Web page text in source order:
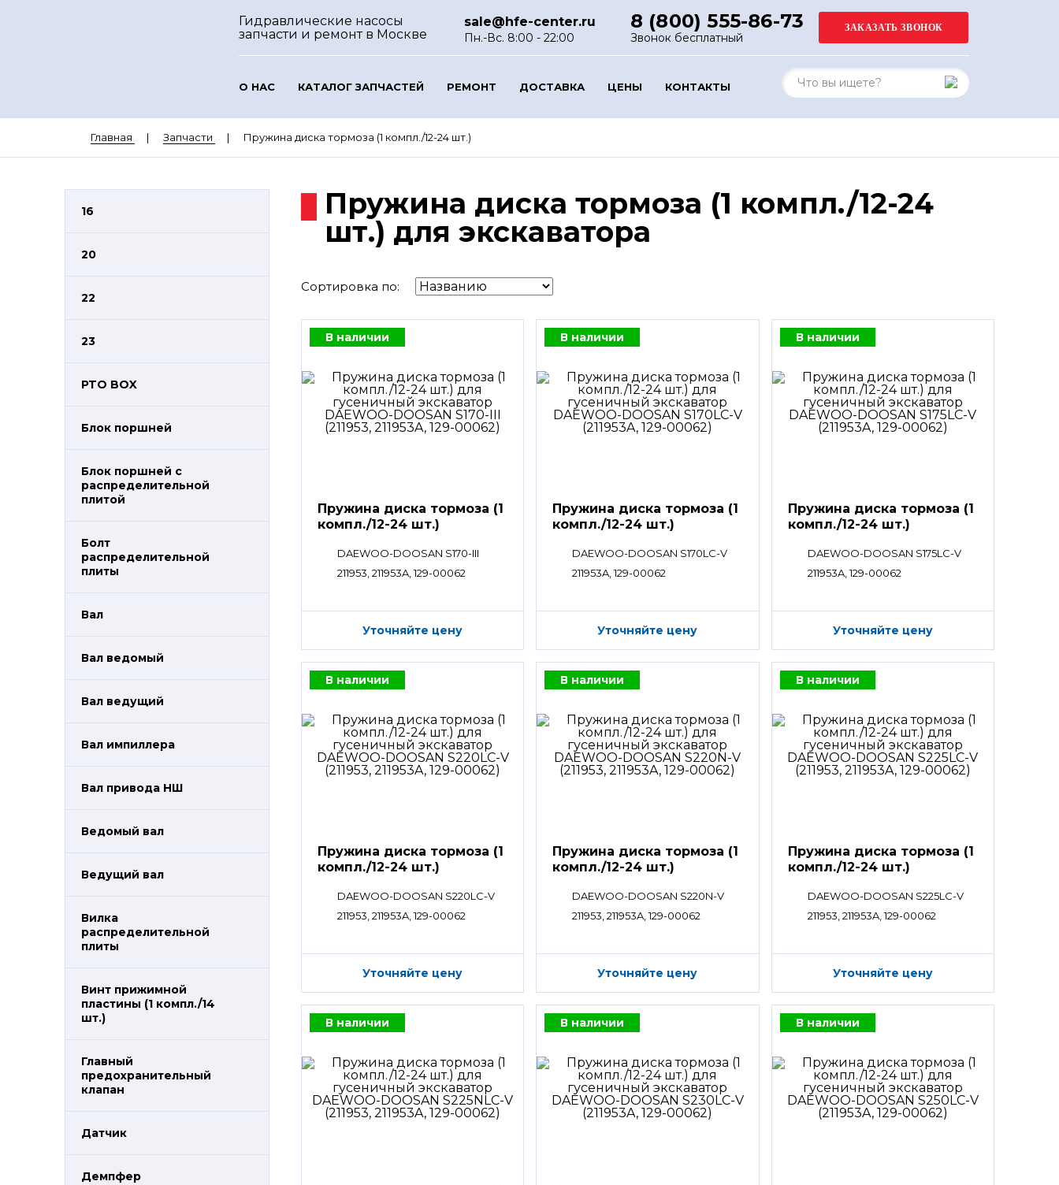
Гидравлические насосы
запчасти и ремонт в Москве
sale@hfe-center.ru
Пн.-Вс. 8:00 - 22:00
8 (800) 555-86-73
Звонок бесплатный
О НАС КАТАЛОГ ЗАПЧАСТЕЙ РЕМОНТ ДОСТАВКА ЦЕНЫ КОНТАКТЫ
Главная Запчасти Пружина диска тормоза (1 компл./12-24 шт.)
16
20
22
23
PTO BOX
Блок поршней
Блок поршней c
распределительной
плитой
Болт
распределительной
плиты
Вал
Вал ведомый
Вал ведущий
Вал импиллера
Вал привода НШ
Ведомый вал
Ведущий вал
Вилка
распределительной
плиты
Винт прижимной
пластины (1 компл./14
шт.)
Главный
предохранительный
клапан
Датчик
Демпфер
Пружина диска тормоза (1 компл./12-24
шт.) для экскаватора
Сортировка по:
В наличии
Пружина диска тормоза (1
компл./12-24 шт.)
DAEWOO-DOOSAN S170-III
211953, 211953A, 129-00062
Уточняйте цену
В наличии
Пружина диска тормоза (1
компл./12-24 шт.)
DAEWOO-DOOSAN S170LC-V
211953A, 129-00062
Уточняйте цену
В наличии
Пружина диска тормоза (1
компл./12-24 шт.)
DAEWOO-DOOSAN S175LC-V
211953A, 129-00062
Уточняйте цену
В наличии
Пружина диска тормоза (1
компл./12-24 шт.)
DAEWOO-DOOSAN S220LC-V
211953, 211953A, 129-00062
Уточняйте цену
В наличии
Пружина диска тормоза (1
компл./12-24 шт.)
DAEWOO-DOOSAN S220N-V
211953, 211953A, 129-00062
Уточняйте цену
В наличии
Пружина диска тормоза (1
компл./12-24 шт.)
DAEWOO-DOOSAN S225LC-V
211953, 211953A, 129-00062
Уточняйте цену
В наличии В наличии В наличии